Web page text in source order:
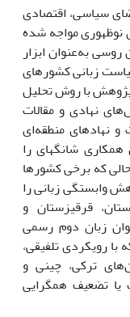
سیاسی، اقتصادی
نوظهوری مواجه شده
به‌عنوان ابزار
زبانی کشورهای
با روش تحلیل
نهادی و مقالات
و نهادهای منطقه‌ای
همکاری شانگهای را
که برخی کشورها
وابستگی زبانی را
قرقیزستان و
زبان دوم رسمی
رویکردی تلفیقی،
ترکی، چینی و
تضعیف همگرایی